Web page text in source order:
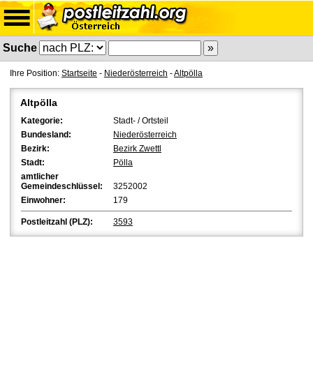
Suche
Ihre Position: Startseite - Niederösterreich -Altpölla
Altpölla
Kategorie:
Stadt- / Ortsteil
Bundesland:
Niederösterreich
Bezirk:
Bezirk Zwettl
Stadt:
Pölla
amtlicher
Gemeindeschlüssel:
3252002
Einwohner:
179
Postleitzahl (PLZ): 3593